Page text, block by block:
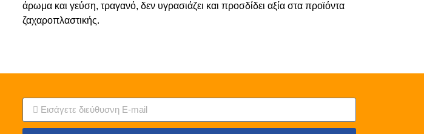
άρωμα και γεύση, τραγανό, δεν υγρασιάζει και προσδίδει αξία στα προϊόντα
ζαχαροπλαστικής.